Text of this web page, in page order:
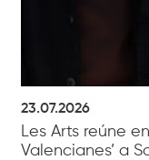
23.07.2026
Les Arts reúne
Valencianes’ a